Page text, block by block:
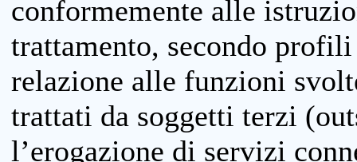
conformemente alle
trattamento, secondo
relazione alle funzioni
trattati da soggetti terzi
l’erogazione di servizi